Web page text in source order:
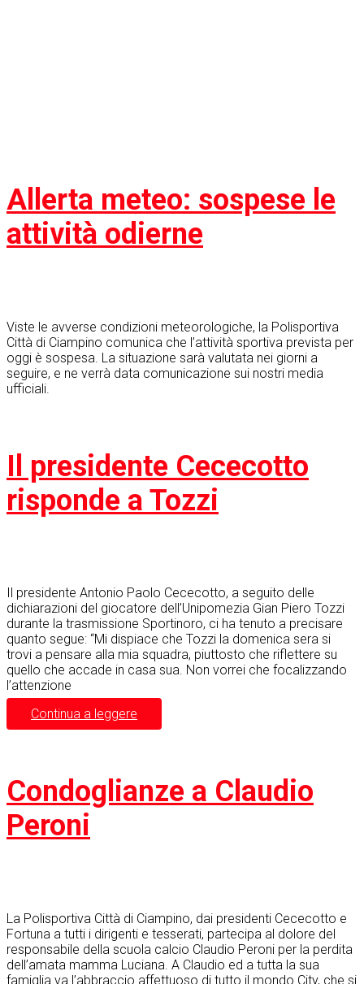
Allerta meteo: sospese le
attività odierne
Viste le avverse condizioni meteorologiche, la Polisportiva
Città di Ciampino comunica che l’attività sportiva prevista per
oggi è sospesa. La situazione sarà valutata nei giorni a
seguire, e ne verrà data comunicazione sui nostri media
ufficiali.
Il presidente Cececotto
risponde a Tozzi
Il presidente Antonio Paolo Cececotto, a seguito delle
dichiarazioni del giocatore dell’Unipomezia Gian Piero Tozzi
durante la trasmissione Sportinoro, ci ha tenuto a precisare
quanto segue: “Mi dispiace che Tozzi la domenica sera si
trovi a pensare alla mia squadra, piuttosto che riflettere su
quello che accade in casa sua. Non vorrei che focalizzando
l’attenzione
Continua a leggere
Condoglianze a Claudio
Peroni
La Polisportiva Città di Ciampino, dai presidenti Cececotto e
Fortuna a tutti i dirigenti e tesserati, partecipa al dolore del
responsabile della scuola calcio Claudio Peroni per la perdita
dell’amata mamma Luciana. A Claudio ed a tutta la sua
famiglia va l’abbraccio affettuoso di tutto il mondo City, che si